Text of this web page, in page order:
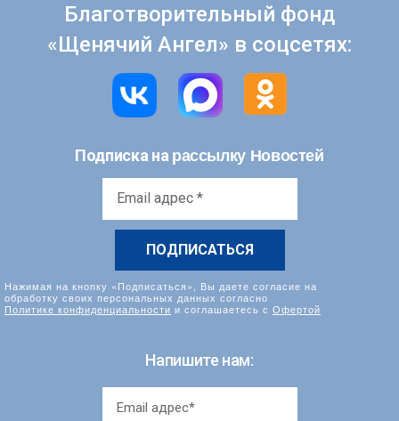
Благотворительный фонд
«Щенячий Ангел» в соцсетях:
Подписка нарассылку Новостей
Нажимая на кнопку «Подписаться», Вы даете согласие на
обработку своих персональных данных согласно
Политике конфиденциальности и соглашаетесь с Офертой
Напишите нам: